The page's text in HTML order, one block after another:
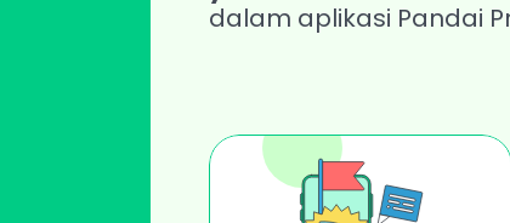
dalam aplikasi Pandai